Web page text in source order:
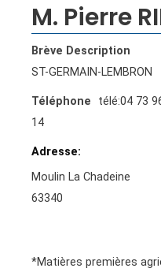
M. Pierre
Brève Description
ST-GERMAIN-LEMBRON
Téléphone
télé:04 73
14
Moulin La Chadeine
63340
*Matières premières